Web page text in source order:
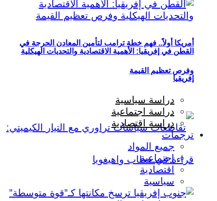
أمريكا أولاً.. فهم خطة ترامب لتأمين المعادن الحرجة في
إفريقيا
القطن في إفريقيا: الأهمية الاقتصادية والتحديات الهيكلية
وفرص تعظيم القيمة
دراسة سياسية
دراسة اجتماعية
دراسة اقتصادية
ترجمات
جميع المواد
اجتماعية
اقتصادية
سياسية